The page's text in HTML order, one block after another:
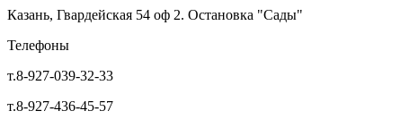
Казань, Гвардейская 54 оф 2. Остановка "Сады"
Телефоны
т.8-927-039-32-33
т.8-927-436-45-57